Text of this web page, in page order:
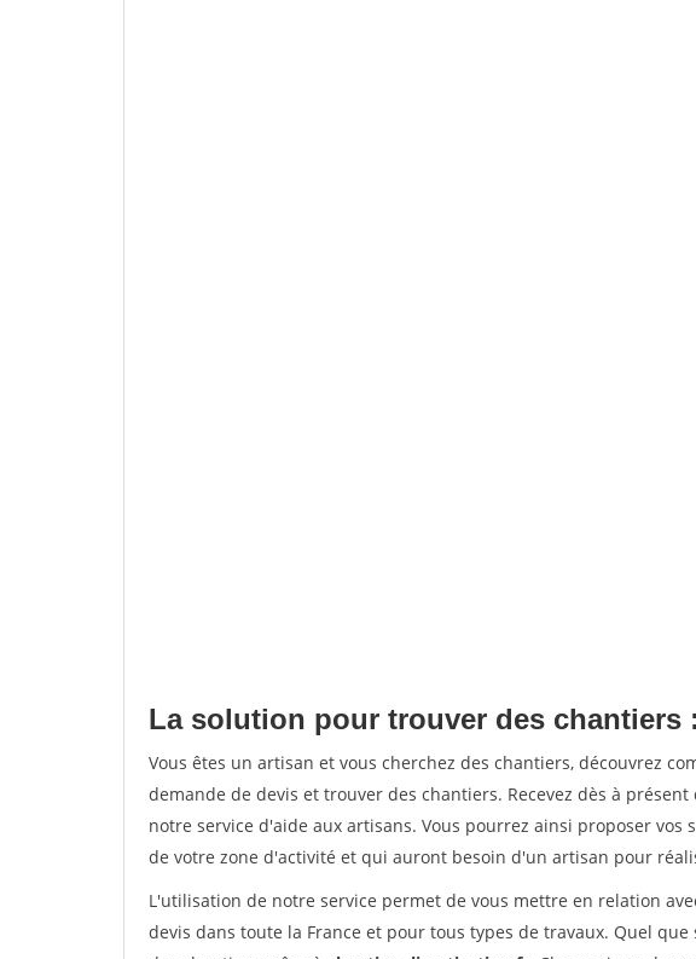
La solution pour trouver des chantiers
Vous êtes un artisan et vous cherchez des chantiers, découvrez
demande de devis et trouver des chantiers. Recevez dès à
notre service d'aide aux artisans. Vous pourrez ainsi proposer vos
de votre zone d'activité et qui auront besoin d'un artisan pour
L'utilisation de notre service permet de vous mettre en relation
devis dans toute la France et pour tous types de travaux. Quel